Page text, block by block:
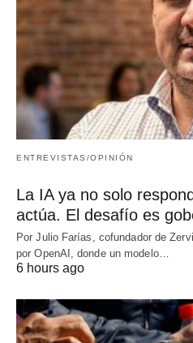
ENTREVISTAS/OPINIÓN
La IA ya no solo
actúa. El desafío es
Por Julio Farías, cofundador de
por OpenAI, donde un modelo…
6 hours ago